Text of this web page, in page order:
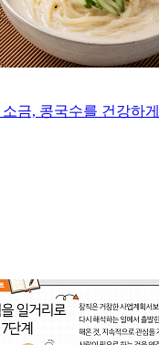
소금, 콩국수를 건강하